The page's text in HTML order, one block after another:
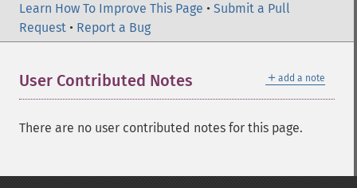
Learn How To Improve This Page • Submit a Pull
Request • Report a Bug
＋ add a note
User Contributed Notes
There are no user contributed notes for this page.